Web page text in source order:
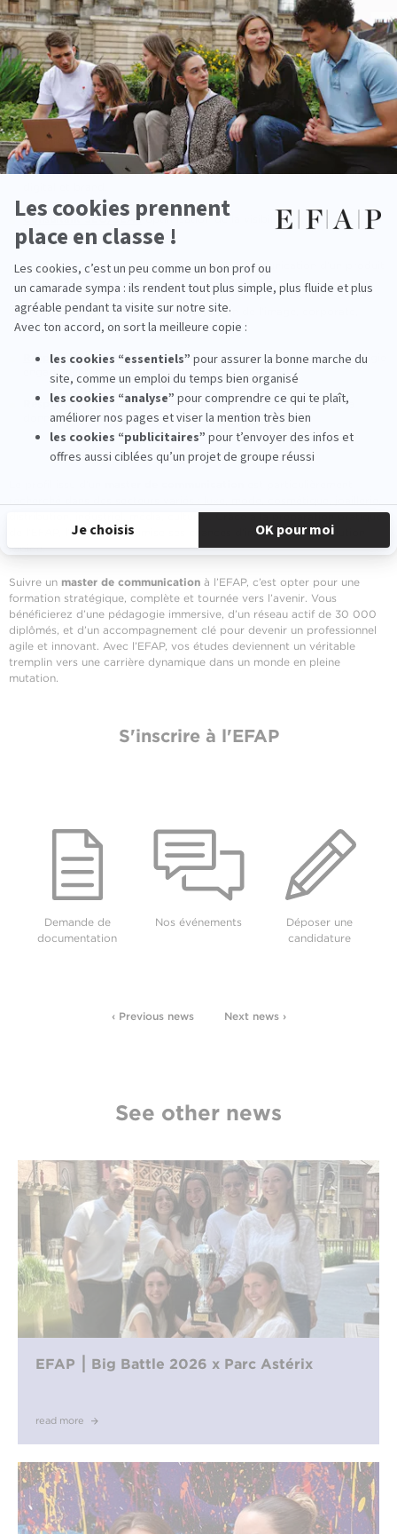
Débouchés après un master de
communication
Lemaster de communicationà l’EFAP ouvre sur de multiples
trajectoires professionnelles :
Directeur marketing :pilotage de la stratégie marketing globale,
Consultant SEO/SEA :optimisation de la visibilité en ligne,
campagnes search.
Chef de produit :lancement, gestion et communication d’un produit
Directeur de la communication :gestion de l’image, corporate,
médias, influence.
Responsable social mediaou community manager senior :stratégie
engagement, contenu, social ads.
Responsable data & marketing automation :exploitation de la
donnée, IA appliquée au marketing.
distribution, industriel, média, culture… Grâce à la préparation pratique
de l’EFAP, l’étudiant maximise ses chances d’insertion et d’évolution
rapide.
Suivre un master de communication à l’EFAP, c’est opter pour une
formation stratégique, complète et tournée vers l’avenir. Vous
bénéficierez d’une pédagogie immersive, d’un réseau actif de 30 000
diplômés, et d’un accompagnement clé pour devenir un professionnel
agile et innovant. Avec l’EFAP, vos études deviennent un véritable
tremplin vers une carrière dynamique dans un monde en pleine
mutation.
S'inscrire à l'EFAP
Demande de
documentation
Nos événements
Déposer une
candidature
‹ Previous news Next news ›
See other news
EFAP ⎮ Big Battle 2026 x Parc Astérix
read more